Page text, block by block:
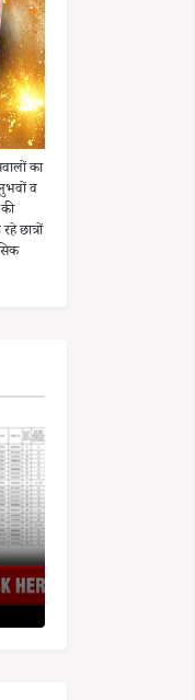
का
व
छात्रों